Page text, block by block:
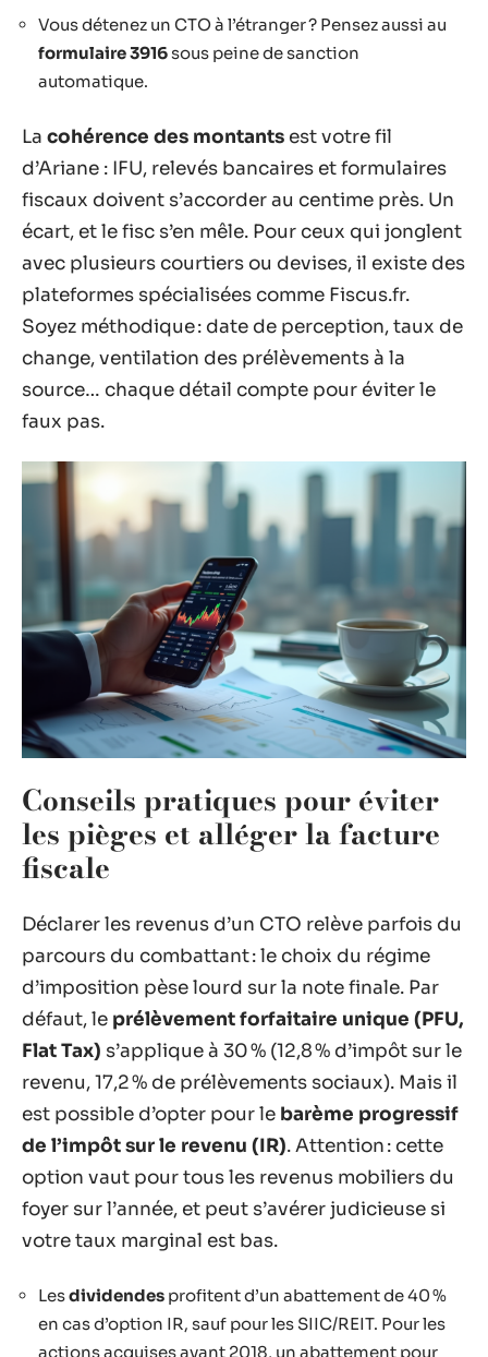
Vous détenez un CTO à l’étranger ? Pensez aussi au
formulaire 3916sous peine de sanction
automatique.
La cohérence des montants est votre fil
d’Ariane : IFU, relevés bancaires et formulaires
fiscaux doivent s’accorder au centime près. Un
écart, et le fisc s’en mêle. Pour ceux qui jonglent
avec plusieurs courtiers ou devises, il existe des
plateformes spécialisées comme Fiscus.fr.
Soyez méthodique : date de perception, taux de
change, ventilation des prélèvements à la
source… chaque détail compte pour éviter le
faux pas.
Conseils pratiques pour éviter
les pièges et alléger la facture
fiscale
Déclarer les revenus d’un CTO relève parfois du
parcours du combattant : le choix du régime
d’imposition pèse lourd sur la note finale. Par
défaut, le prélèvement forfaitaire unique (PFU,
Flat Tax) s’applique à 30 % (12,8 % d’impôt sur le
revenu, 17,2 % de prélèvements sociaux). Mais il
est possible d’opter pour le barème progressif
de l’impôt sur le revenu (IR). Attention : cette
option vaut pour tous les revenus mobiliers du
foyer sur l’année, et peut s’avérer judicieuse si
votre taux marginal est bas.
Lesdividendes profitent d’un abattement de 40 %
en cas d’option IR, sauf pour les SIIC/REIT. Pour les
actions acquises avant 2018, un abattement pour